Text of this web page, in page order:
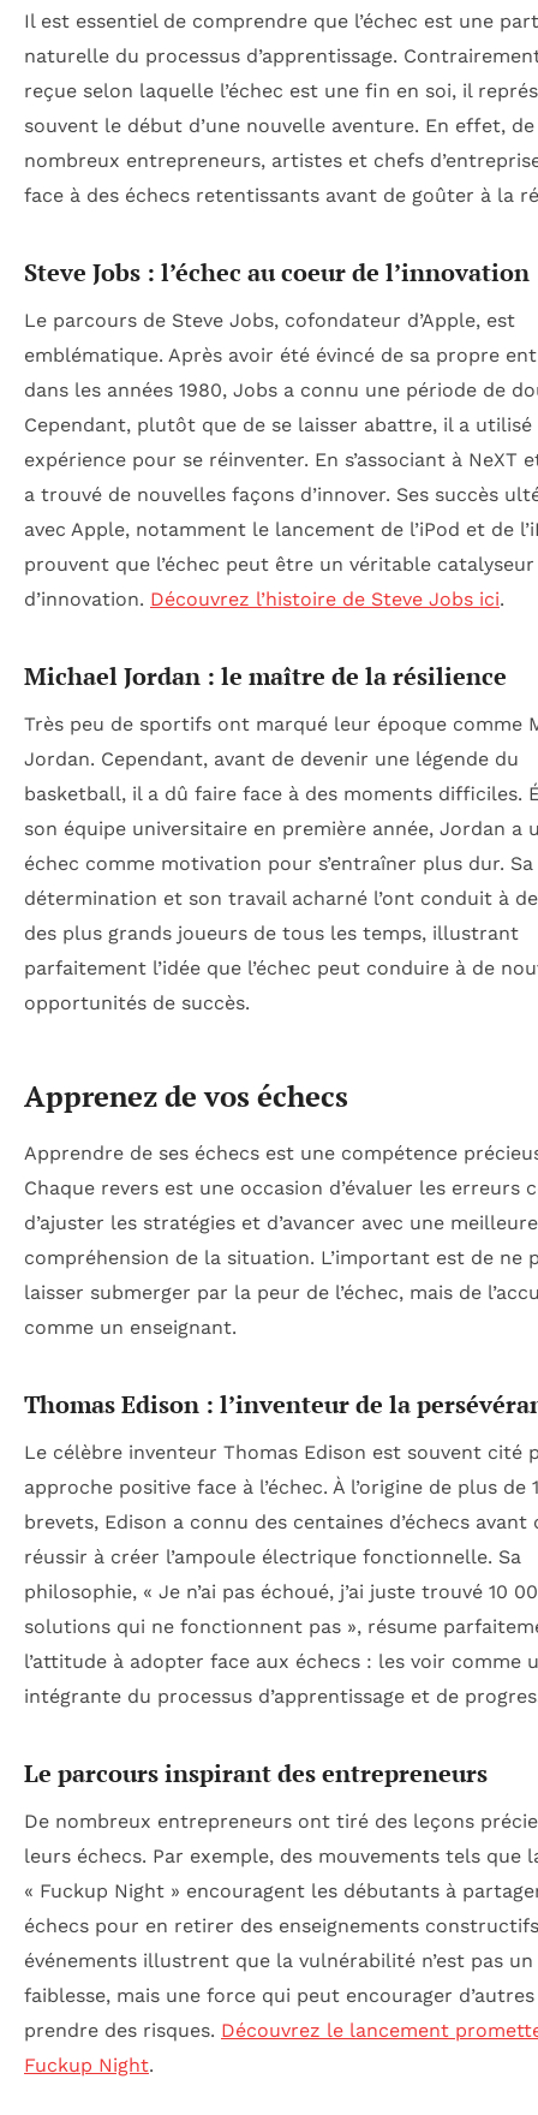
Il est essentiel de comprendre que l’échec est une
naturelle du processus d’apprentissage.
reçue selon laquelle l’échec est une fin en soi, il
souvent le début d’une nouvelle aventure. En effet, de
nombreux entrepreneurs, artistes et chefs
face à des échecs retentissants avant de goûter à la
Steve Jobs : l’échec au coeur de l’innovation
Le parcours de Steve Jobs, cofondateur d’Apple, est
emblématique. Après avoir été évincé de sa propre
dans les années 1980, Jobs a connu une période de
Cependant, plutôt que de se laisser abattre, il a
expérience pour se réinventer. En s’associant à NeXT
a trouvé de nouvelles façons d’innover. Ses succès
avec Apple, notamment le lancement de l’iPod et de
prouvent que l’échec peut être un véritable catalyseur
d’innovation. Découvrez l’histoire de Steve Jobs ici.
Michael Jordan : le maître de la résilience
Très peu de sportifs ont marqué leur époque comme
Jordan. Cependant, avant de devenir une légende du
basketball, il a dû faire face à des moments difficiles.
son équipe universitaire en première année, Jordan a
échec comme motivation pour s’entraîner plus dur. Sa
détermination et son travail acharné l’ont conduit à
des plus grands joueurs de tous les temps, illustrant
parfaitement l’idée que l’échec peut conduire à de
opportunités de succès.
Apprenez de vos échecs
Apprendre de ses échecs est une compétence
Chaque revers est une occasion d’évaluer les erreurs
d’ajuster les stratégies et d’avancer avec une meilleure
compréhension de la situation. L’important est de ne
laisser submerger par la peur de l’échec, mais de
comme un enseignant.
Thomas Edison : l’inventeur de la
Le célèbre inventeur Thomas Edison est souvent cité
approche positive face à l’échec. À l’origine de plus de
brevets, Edison a connu des centaines d’échecs avant
réussir à créer l’ampoule électrique fonctionnelle. Sa
philosophie, « Je n’ai pas échoué, j’ai juste trouvé 10
solutions qui ne fonctionnent pas », résume
l’attitude à adopter face aux échecs : les voir comme
intégrante du processus d’apprentissage et de
Le parcours inspirant des entrepreneurs
De nombreux entrepreneurs ont tiré des leçons
leurs échecs. Par exemple, des mouvements tels que
« Fuckup Night » encouragent les débutants à
échecs pour en retirer des enseignements
événements illustrent que la vulnérabilité n’est pas un
faiblesse, mais une force qui peut encourager d’autres
prendre des risques. Découvrez le lancement
Fuckup Night.